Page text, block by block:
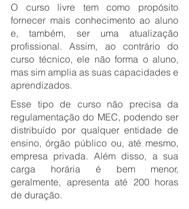
O curso livre tem como propósito
fornecer mais conhecimento ao aluno
e, também, ser uma atualização
profissional. Assim, ao contrário do
curso técnico, ele não forma o aluno,
mas sim amplia as suas capacidades e
aprendizados.
Esse tipo de curso não precisa da
regulamentação do MEC, podendo ser
distribuído por qualquer entidade de
ensino, órgão público ou, até mesmo,
empresa privada. Além disso, a sua
carga horária é bem menor,
geralmente, apresenta até 200 horas
de duração.